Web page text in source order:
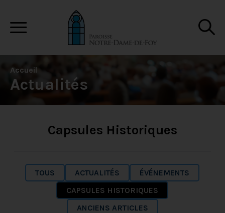
Accueil
Actualités
Capsules Historiques
TOUS ACTUALITÉS
ÉVÉNEMENTS
CAPSULES HISTORIQUES
ANCIENS ARTICLES